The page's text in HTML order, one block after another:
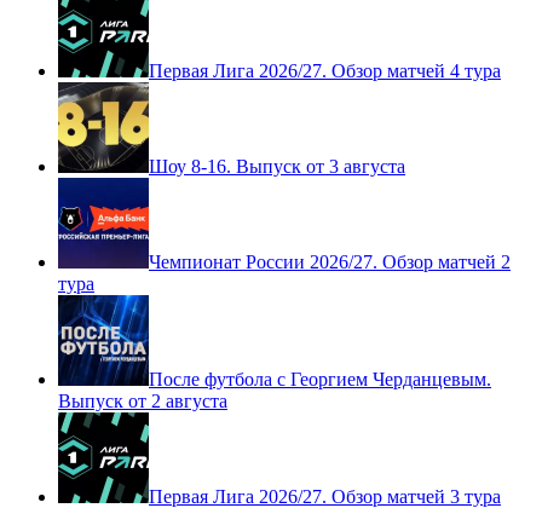
Первая Лига 2026/27. Обзор матчей 4 тура
Шоу 8-16. Выпуск от 3 августа
Чемпионат России 2026/27. Обзор матчей 2
тура
После футбола с Георгием Черданцевым.
Выпуск от 2 августа
Первая Лига 2026/27. Обзор матчей 3 тура